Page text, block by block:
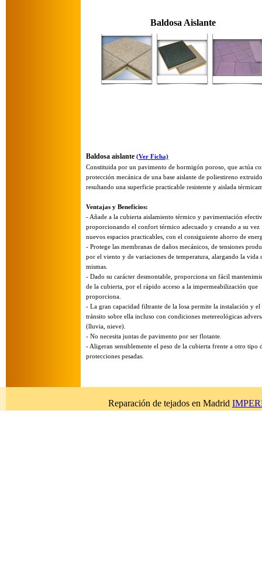
Baldosa Aislante
Baldosa aislante (Ver Ficha)
Constituida por un pavimento de hormigón poroso, que actúa
protección mecánica de una base aislante de poliestireno
resultando una superficie practicable resistente y aislada
Ventajas y Beneficios:
- Añade a la cubierta aislamiento térmico y pavimentación
proporcionando el confort térmico adecuado y creando a su vez
nuevos espacios practicables, con el consiguiente ahorro de
- Protege las membranas de daños mecánicos, de tensiones
por el viento y de variaciones de temperatura, alargando la vida
mismas.
- Dado su carácter desmontable, proporciona un fácil
de la cubierta, por el rápido acceso a la impermeabilización que
proporciona.
- La gran capacidad filtrante de la losa permite la instalación y el
tránsito sobre ella incluso con condiciones metereológicas
(lluvia, nieve).
- No necesita juntas de pavimento por ser flotante.
- Aligeran sensiblemente el peso de la cubierta frente a otro tipo
protecciones pesadas.
Reparación de tejados en Madrid